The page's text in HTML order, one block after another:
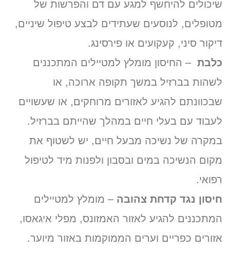
שיכולים להיחשף למגע עם דם והפרשות של
מטופלים, לנוסעים שעתידים לבצע טיפול שיניים,
דיקור סיני, קעקועים או פירסינג.
כלבת – החיסון מומלץ למטיילים המתכננים
לשהות בברזיל במשך תקופה ארוכה, או
שבכוונתם להגיע לאזורים מרוחקים, או שעשויים
לעבוד עם בעלי חיים במהלך שהייתם בברזיל.
במקרה של נשיכה מבעל חיים, יש לשטוף את
מקום הנשיכה במים ובסבון ולפנות מיד לטיפול
רפואי.
חיסון נגד קדחת צהובה – מומלץ למטיילים
המתכננים להגיע לאזור האמזונס, מפלי איגאסו,
אזורים כפריים וערים הממוקמות באזור מיוער.